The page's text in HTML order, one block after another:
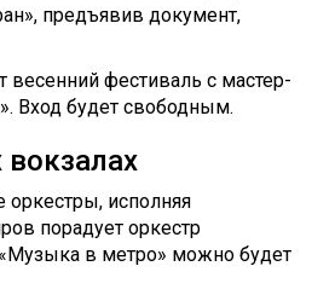
предъявив документ,
фестиваль с мастер-
Вход будет свободным.
оркестры, исполняя
порадует оркестр
«Музыка в метро» можно будет